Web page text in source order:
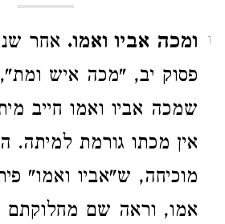
1 ומכה אביו ואמו. אחר
פסוק יב, "מכה איש
שמכה אביו ואמו חייב
אין מכתו גורמת למיתה.
מוכיחה, ש"אביו ואמו"
אמו, וראה שם מחלוקתם